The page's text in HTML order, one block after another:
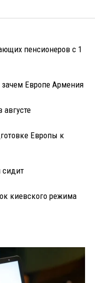
пенсионеров с 1
Европе Армения
Европы к
сидит
киевского режима